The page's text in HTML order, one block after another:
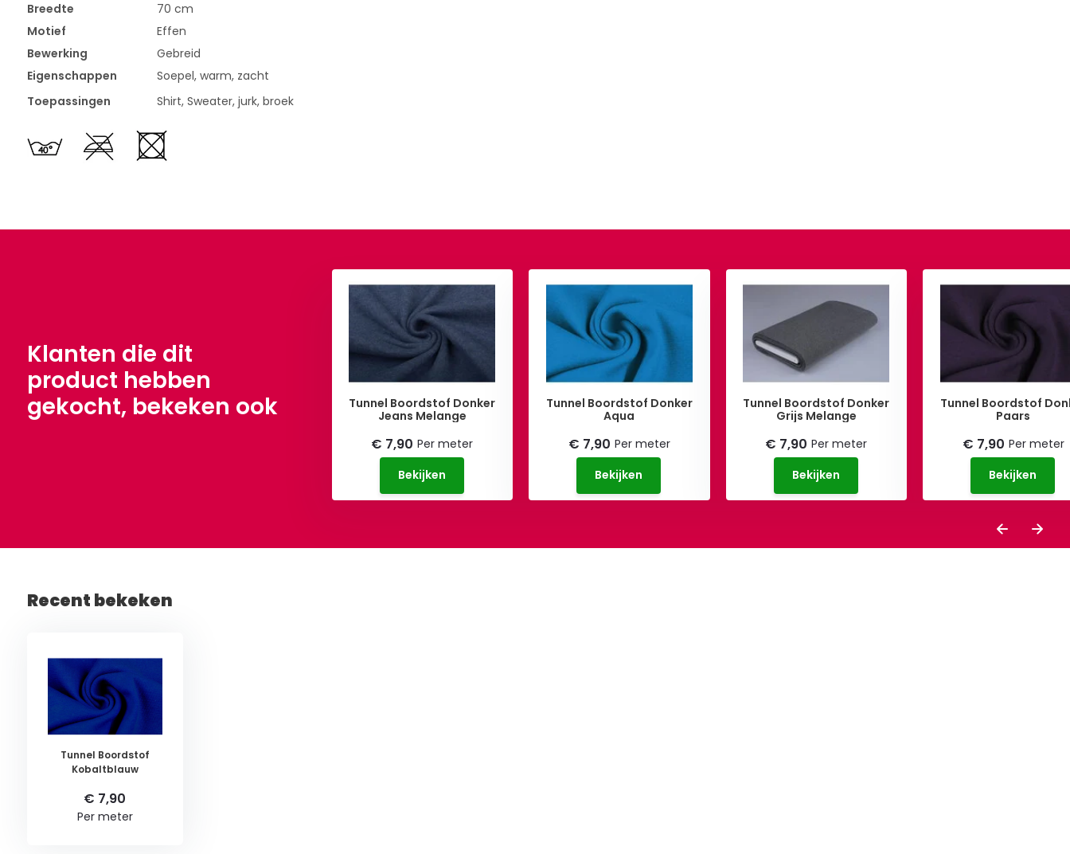
Breedte
70 cm
Motief
Effen
Bewerking
Gebreid
Eigenschappen
Soepel, warm, zacht
Toepassingen
Shirt, Sweater, jurk, broek
Klanten die dit
product hebben
gekocht, bekeken ook
€ 60,-
Tunnel Boordstof Donker
Jeans Melange
€ 7,90 Per meter
Bekijken
Tunnel Boordstof Donker
Aqua
€ 7,90 Per meter
Bekijken
Tunnel Boordstof Donker
Grijs Melange
€ 7,90 Per meter
Bekijken
Tunnel Boordstof
Paars
€ 7,90 Per meter
Bekijken
Recent bekeken
Tunnel Boordstof
Kobaltblauw
€ 7,90
Per meter